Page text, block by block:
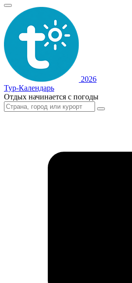
2026
Тур-Календарь
Отдых начинается с погоды